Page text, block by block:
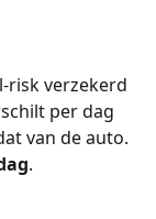
risk verzekerd
per dag
van de auto.
.